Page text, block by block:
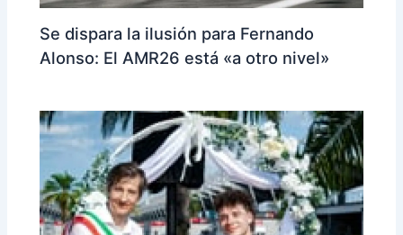
Se dispara la ilusión para Fernando
Alonso: El AMR26 está «a otro nivel»